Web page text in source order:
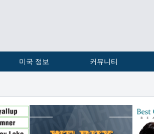
미국 정보 커뮤니티